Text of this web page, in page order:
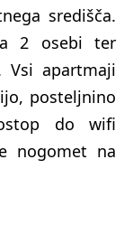
središča.
2 osebi ter
Vsi apartmaji
posteljnino
do wifi
nogomet na